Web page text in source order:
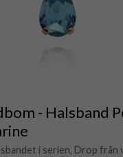
- Halsband
i serien, Drop från